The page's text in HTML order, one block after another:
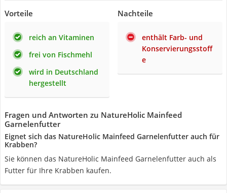
Vorteile
reich an Vitaminen
frei von Fischmehl
wird in Deutschland
hergestellt
Nachteile
enthält Farb- und
Konservierungsstoff
e
Fragen und Antworten zu NatureHolic Mainfeed
Garnelenfutter
Eignet sich das NatureHolic Mainfeed Garnelenfutter auch für
Krabben?
Sie können das NatureHolic Mainfeed Garnelenfutter auch als
Futter für Ihre Krabben kaufen.